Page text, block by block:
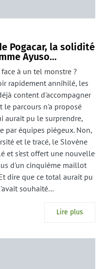
Pogacar, la solidité
Ayuso…
à un tel monstre ?
rapidement annihilé, les
content d'accompagner
parcours n'a proposé
aurait pu le surprendre,
par équipes piégeux. Non,
et le tracé, le Slovène
et s'est offert une nouvelle
d'un cinquième maillot
dire que ce total aurait pu
souhaité…
Lire plus